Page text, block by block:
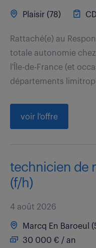
Plaisir (78) CDI
Rattaché(e) au
totale autonomie
l'Île-de-France (et
départements
voir l'offre
technicien de
(f/h)
4 août 2026
Marcq En Baroeul
30 000 € / an